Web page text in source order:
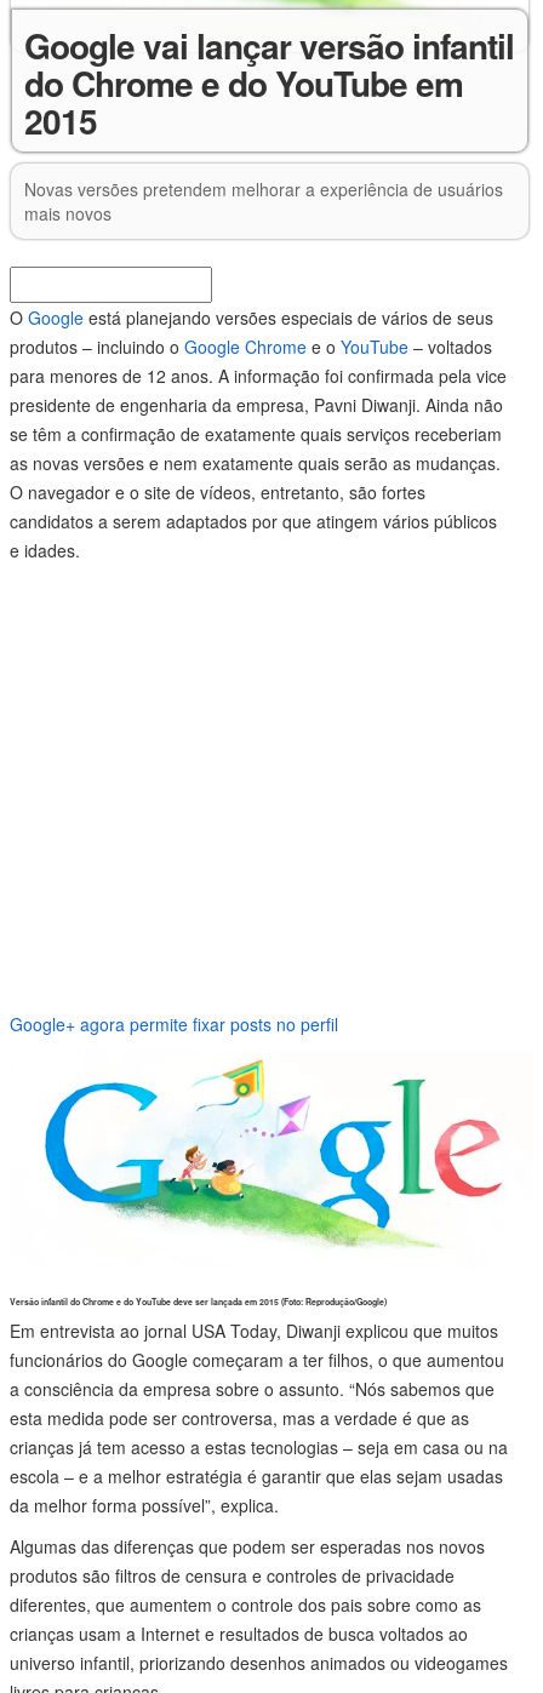
Google vai lançar versão infantil
do Chrome e do YouTube em
2015
Novas versões pretendem melhorar a experiência de usuários
mais novos
O Google está planejando versões especiais de vários de seus
produtos – incluindo o Google Chrome e o YouTube – voltados
para menores de 12 anos. A informação foi confirmada pela vice
presidente de engenharia da empresa, Pavni Diwanji. Ainda não
se têm a confirmação de exatamente quais serviços receberiam
as novas versões e nem exatamente quais serão as mudanças.
O navegador e o site de vídeos, entretanto, são fortes
candidatos a serem adaptados por que atingem vários públicos
e idades.
Google+ agora permite fixar posts no perfil
Versão infantil do Chrome e do YouTube deve ser lançada em 2015 (Foto: Reprodução/Google)
Em entrevista ao jornal USA Today, Diwanji explicou que muitos
funcionários do Google começaram a ter filhos, o que aumentou
a consciência da empresa sobre o assunto. “Nós sabemos que
esta medida pode ser controversa, mas a verdade é que as
crianças já tem acesso a estas tecnologias – seja em casa ou na
escola – e a melhor estratégia é garantir que elas sejam usadas
da melhor forma possível”, explica.
Algumas das diferenças que podem ser esperadas nos novos
produtos são filtros de censura e controles de privacidade
diferentes, que aumentem o controle dos pais sobre como as
crianças usam a Internet e resultados de busca voltados ao
universo infantil, priorizando desenhos animados ou videogames